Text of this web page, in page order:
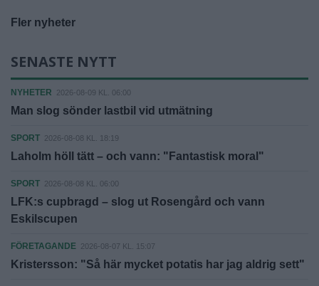
Fler nyheter
SENASTE NYTT
NYHETER 2026-08-09 KL. 06:00
Man slog sönder lastbil vid utmätning
SPORT 2026-08-08 KL. 18:19
Laholm höll tätt – och vann: "Fantastisk moral"
SPORT 2026-08-08 KL. 06:00
LFK:s cupbragd – slog ut Rosengård och vann
Eskilscupen
FÖRETAGANDE 2026-08-07 KL. 15:07
Kristersson: "Så här mycket potatis har jag aldrig sett"